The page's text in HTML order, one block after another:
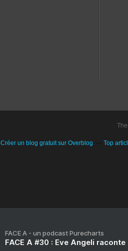
Créer un blog gratuit sur Overblog Top
FACE A - un podcast Purecharts
FACE A #30 : Eve Angeli